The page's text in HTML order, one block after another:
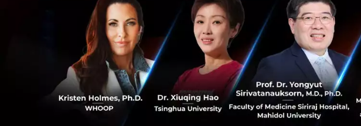
InsurTech ประกันภัยแบบดิจิทัล ที่อ
ทำการซื้อและจัดการ แต่ทุกวันนี้แค่
ทั้งหมดนี้คือรูปแบบ FinTech ที่เกิดขึ้นใน
รุ่นใหม่เข้ามาโลดแล่น เกิดผู้เล่นมากขึ้น ไ
เท่านั้น แต่ยังมีบริการจากต่างประเทศเข้
ตัวอย่างหนักเช่นกันเพราะจากที่เคยเป็น